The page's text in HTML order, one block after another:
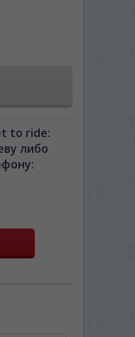
to ride:
либо